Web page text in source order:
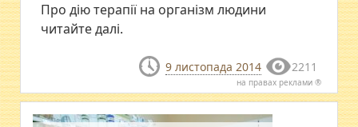
Про дію терапії на організм людини
читайте далі.
9 листопада 2014 2211
на правах реклами ®